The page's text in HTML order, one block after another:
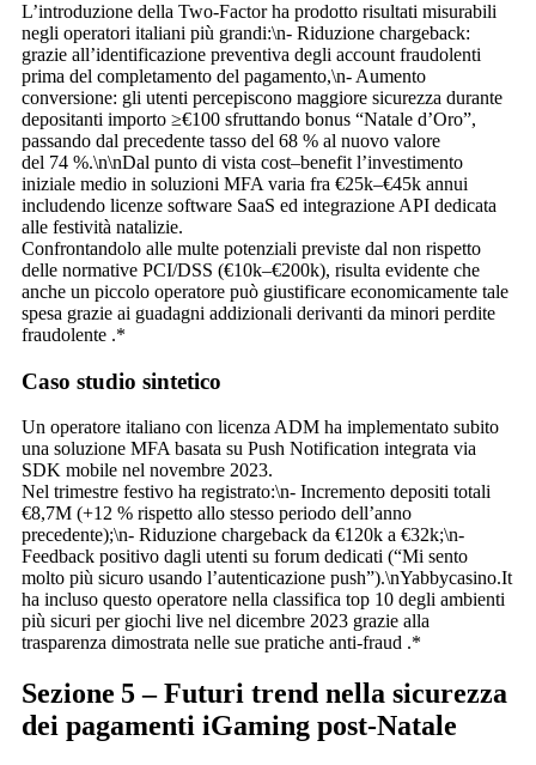
L’introduzione della Two‑Factor ha prodotto risultati misurabili
negli operatori italiani più grandi:\n- Riduzione chargeback:
grazie all’identificazione preventiva degli account fraudolenti
prima del completamento del pagamento,\n- Aumento
conversione: gli utenti percepiscono maggiore sicurezza durante
depositanti importo ≥€100 sfruttando bonus “Natale d’Oro”,
passando dal precedente tasso del 68 % al nuovo valore
del 74 %.\n\nDal punto di vista cost–benefit l’investimento
iniziale medio in soluzioni MFA varia fra €25k–€45k annui
includendo licenze software SaaS ed integrazione API dedicata
alle festività natalizie.
Confrontandolo alle multe potenziali previste dal non rispetto
delle normative PCI/DSS (€10k–€200k), risulta evidente che
anche un piccolo operatore può giustificare economicamente tale
spesa grazie ai guadagni addizionali derivanti da minori perdite
fraudolente .*
Caso studio sintetico
Un operatore italiano con licenza ADM ha implementato subito
una soluzione MFA basata su Push Notification integrata via
SDK mobile nel novembre 2023.
Nel trimestre festivo ha registrato:\n- Incremento depositi totali
€8,7M (+12 % rispetto allo stesso periodo dell’anno
precedente);\n- Riduzione chargeback da €120k a €32k;\n-
Feedback positivo dagli utenti su forum dedicati (“Mi sento
molto più sicuro usando l’autenticazione push”).\nYabbycasino.It
ha incluso questo operatore nella classifica top 10 degli ambienti
più sicuri per giochi live nel dicembre 2023 grazie alla
trasparenza dimostrata nelle sue pratiche anti‐fraud .*
Sezione 5 – Futuri trend nella sicurezza
dei pagamenti iGaming post‑Natale